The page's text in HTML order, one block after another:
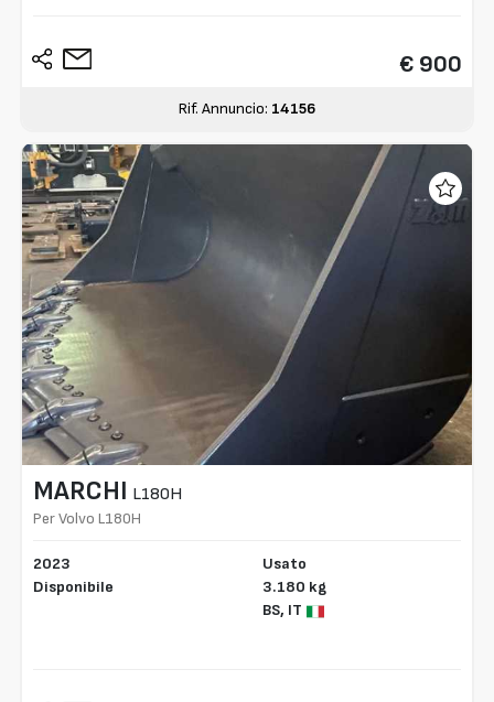
€ 900
Rif. Annuncio: 14156
MARCHI L180H
Per Volvo L180H
2023
Disponibile
Usato
3.180 kg
BS, IT